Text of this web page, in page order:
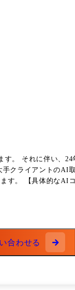
。 それに伴い、
の策定 -
ンサルティング事
合わせる